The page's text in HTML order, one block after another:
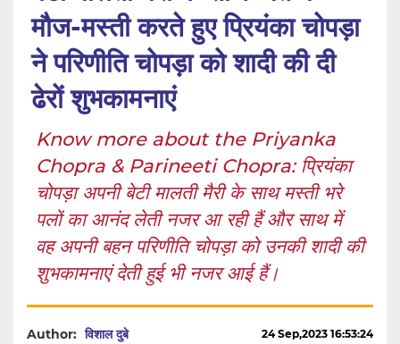
मौज-मस्ती करते हुए प्रियंका चोपड़ा
ने परिणीति चोपड़ा को शादी की दी
ढेरों शुभकामनाएं
Know more about the Priyanka
Chopra & Parineeti Chopra: प्रियंका
चोपड़ा अपनी बेटी मालती मैरी के साथ मस्ती भरे
पलों का आनंद लेती नजर आ रही हैं और साथ में
वह अपनी बहन परिणीति चोपड़ा को उनकी शादी की
शुभकामनाएं देती हुई भी नजर आई हैं।
Author: विशाल दुबे 24 Sep,2023 16:53:24